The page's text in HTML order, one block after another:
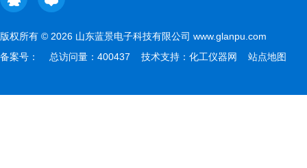
版权所有 © 2026 山东蓝景电子科技有限公司 www.glanpu.com
备案号：
总访问量：400437 技术支持： 化工仪器网 站点地图